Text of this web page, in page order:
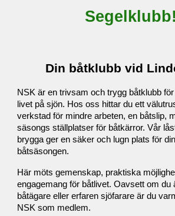
Segelklubb!
Din båtklubb vid
NSK är en trivsam och trygg båtklubb
livet på sjön. Hos oss hittar du ett
verkstad för mindre arbeten, en båtslip,
säsongs ställplatser för båtkärror. Vår
brygga ger en säker och lugn plats för
båtsäsongen.
Här möts gemenskap, praktiska
engagemang för båtlivet. Oavsett om du
båtägare eller erfaren sjöfarare är du
NSK som medlem.